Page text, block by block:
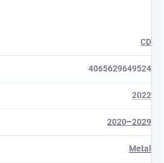
CD
4065629649524
2022
2020–2029
Metal